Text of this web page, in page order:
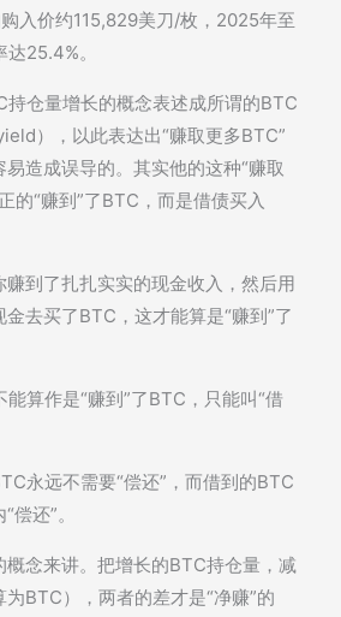
入价约115,829美刀/枚，2025年至
25.4%。
持仓量增长的概念表述成所谓的BTC
），以此表达出“赚取更多BTC”
造成误导的。其实他的这种“赚取
的“赚到”了BTC，而是借债买入
到了扎扎实实的现金收入，然后用
去买了BTC，这才能算是“赚到”了
算作是“赚到”了BTC，只能叫“借
永远不需要“偿还”，而借到的BTC
偿还”。
概念来讲。把增长的BTC持仓量，减
BTC），两者的差才是“净赚”的